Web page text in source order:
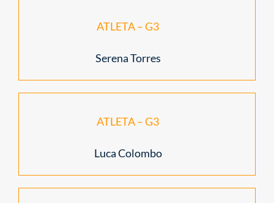
ATLETA – G3
Serena Torres
ATLETA – G3
Luca Colombo